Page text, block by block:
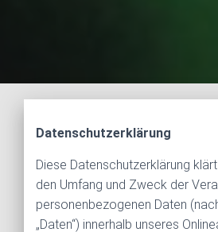
Datenschutzerklärung
Diese Datenschutzerklärung
den Umfang und Zweck der
personenbezogenen Daten
„Daten“) innerhalb unseres